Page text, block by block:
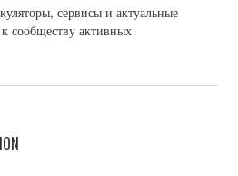
сервисы и актуальные
сообществу активных